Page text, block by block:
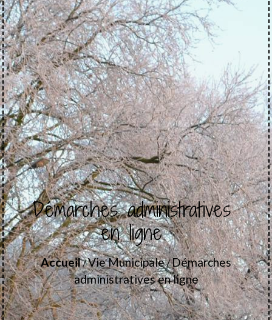
Démarches administratives
en ligne
Accueil/Vie Municipale/Démarches
administratives en ligne